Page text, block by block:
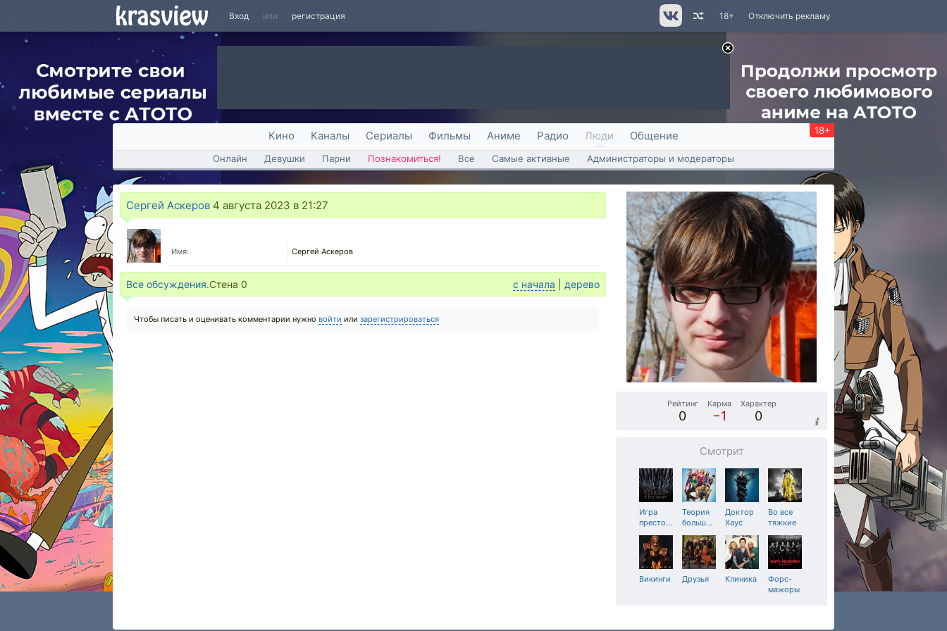
Вход или регистрация Отключить рекламу
18+
Кино Каналы Сериалы Фильмы Аниме Радио Люди Общение 18+
Онлайн Девушки Парни Познакомиться! Все Самые активные Администраторы и модераторы
Сергей Аскеров 4 августа 2023 в 21:27
Имя: Сергей Аскеров
Все обсуждения.Стена 0 с начала дерево
Чтобы писать и оценивать комментарии нужно войти или зарегистрироваться
Рейтинг
0
Карма
−1
Характер
0
Смотрит
Игра
престо…
Теория
больш…
Доктор
Хаус
Во все
тяжкие
Викинги Друзья Клиника
Форс-
мажоры